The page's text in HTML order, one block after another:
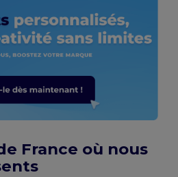
France où nous